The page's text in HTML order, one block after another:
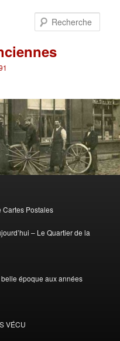
Cartes Postales
– Le Quartier de la
époque aux années
VÉCU